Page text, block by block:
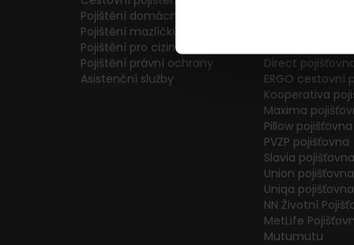
Pojištění domácnosti
Pojištění mazlíčků
Pojištění pro cizince
Pojištění právní ochrany
Asistenční služby
Direct
ERGO cestovní
Kooperativa
Maxima
Pillow pojišťovna
PVZP pojišťovna
Slavia pojišťovna
Union pojišťovna
Uniqa pojišťovna
NN Životní
MetLife
Mutumutu